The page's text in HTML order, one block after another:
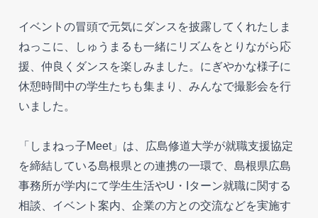
イベントの冒頭で元気にダンスを披露してくれたしま
ねっこに、しゅうまるも一緒にリズムをとりながら応
援、仲良くダンスを楽しみました。にぎやかな様子に
休憩時間中の学生たちも集まり、みんなで撮影会を行
いました。
「しまねっ子Meet」は、広島修道大学が就職支援協定
を締結している島根県との連携の一環で、島根県広島
事務所が学内にて学生生活やU・Iターン就職に関する
相談、イベント案内、企業の方との交流などを実施す